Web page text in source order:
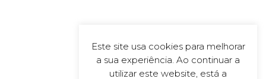
Este site usa cookies para melhorar
a sua experiência. Ao continuar a
utilizar este website, está a